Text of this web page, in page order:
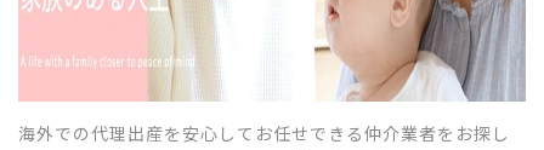
海外での代理出産を安心してお任せできる仲介業者をお探し